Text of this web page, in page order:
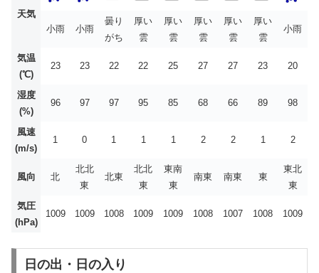
天気
小雨
小雨
曇り
がち
厚い
雲
厚い
雲
厚い
雲
厚い
雲
厚い
雲
小雨
気温
(℃)
23 23 22 22 25 27 27 23 20
湿度
(%)
96 97 97 95 85 68 66 89 98
風速
(m/s)
1 0 1 1 1 2 2 1 2
風向 北
北北
東
北東
北北
東
東南
東
南東 南東 東
東北
東
気圧
(hPa)
1009 1009 1008 1009 1009 1008 1007 1008 1009
日の出・日の入り